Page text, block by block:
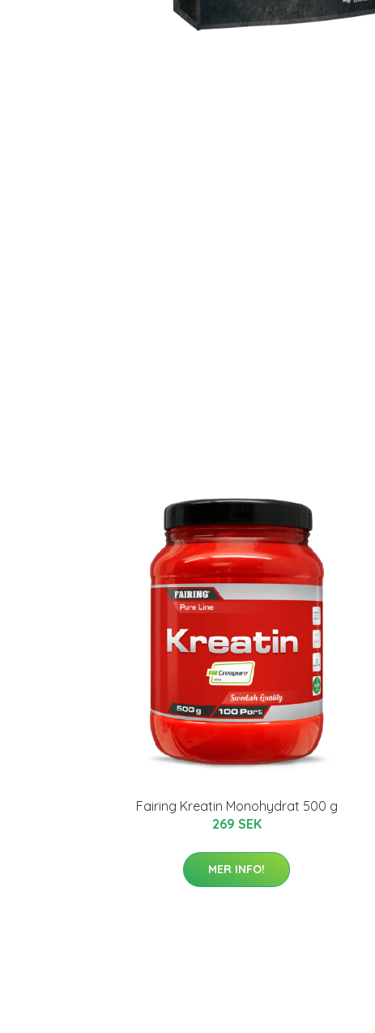
Fairing Kreatin Monohydrat 500 g
269 SEK
MER INFO!